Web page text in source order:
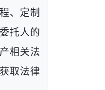
、定制
托人的
相关法
取法律